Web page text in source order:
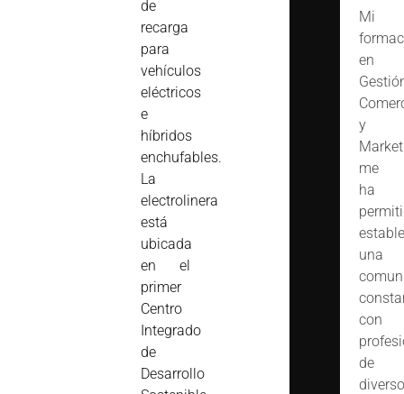
de
recarga
para
vehículos
eléctricos
e
híbridos
enchufables.
La
electrolinera
está
ubicada
en el
primer
Centro
Integrado
de
Desarrollo
Mi
en
y
me
ha
una
con
de